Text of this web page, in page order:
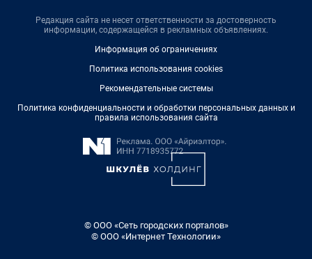
Редакция сайта не несет ответственности за достоверность
информации, содержащейся в рекламных объявлениях.
Информация об ограничениях
Политика использования cookies
Рекомендательные системы
Политика конфиденциальности и обработки персональных данных и
правила использования сайта
© ООО «Сеть городских порталов»
© ООО «Интернет Технологии»